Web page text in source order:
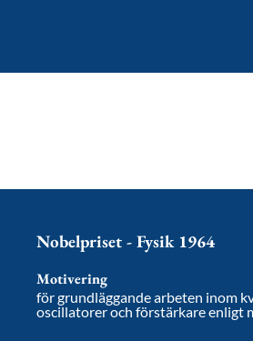
Nobelpriset - Fysik 1964
Motivering
för grundläggande arbeten inom
oscillatorer och förstärkare enligt